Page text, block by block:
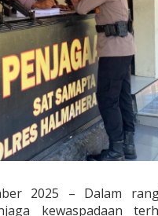
2025 – Dalam
kewaspadaan